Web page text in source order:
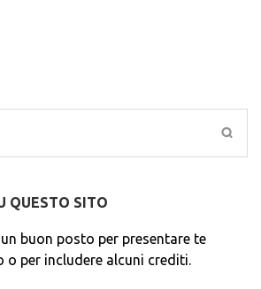
QUESTO SITO
buon posto per presentare te
o per includere alcuni crediti.